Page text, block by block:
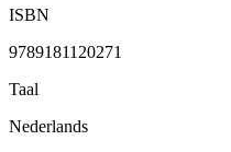
ISBN
9789181120271
Taal
Nederlands